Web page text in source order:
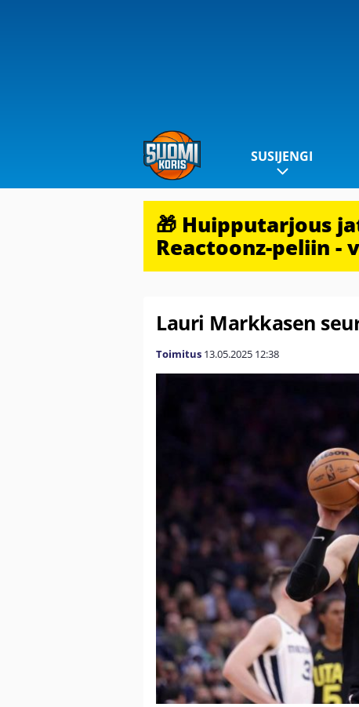
SUSIJENGI
🎁 Huipputarjous
Reactoonz-peliin -
Lauri Markkasen
Toimitus 13.05.2025 12:38